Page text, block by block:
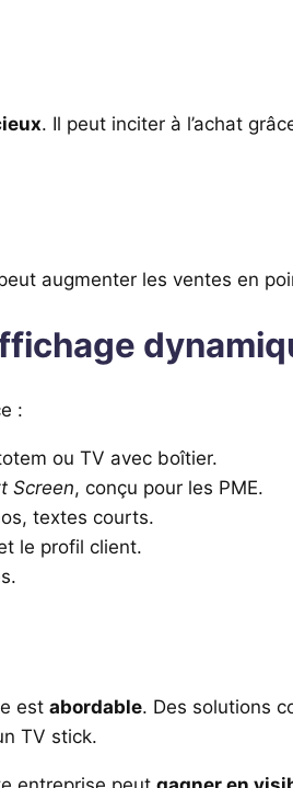
. Il peut inciter à l’achat
augmenter les ventes en
:
ou TV avec boîtier.
Screen, conçu pour les PME.
textes courts.
le profil client.
est abordable. Des solutions
TV stick.